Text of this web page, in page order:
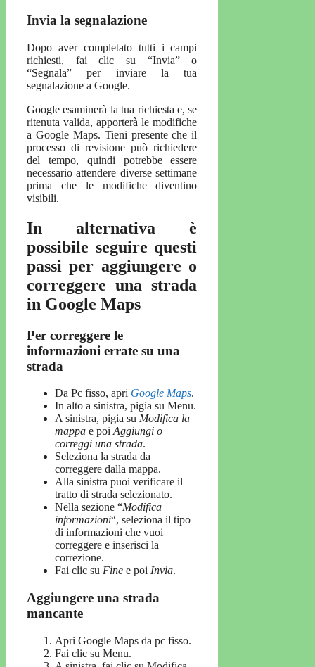
Invia la segnalazione
Dopo aver completato tutti i campi
richiesti, fai clic su “Invia” o
“Segnala” per inviare la tua
segnalazione a Google.
Google esaminerà la tua richiesta e, se
ritenuta valida, apporterà le modifiche
a Google Maps. Tieni presente che il
processo di revisione può richiedere
del tempo, quindi potrebbe essere
necessario attendere diverse settimane
prima che le modifiche diventino
visibili.
In alternativa è
possibile seguire questi
passi per aggiungere o
correggere una strada
in Google Maps
Per correggere le
informazioni errate su una
strada
Da Pc fisso, apri Google Maps.
In alto a sinistra, pigia su Menu.
A sinistra, pigia su Modifica la
mappa e poi Aggiungi o
correggi una strada.
Seleziona la strada da
correggere dalla mappa.
Alla sinistra puoi verificare il
tratto di strada selezionato.
Nella sezione “Modifica
informazioni“, seleziona il tipo
di informazioni che vuoi
correggere e inserisci la
correzione.
Fai clic su Fine e poi Invia.
Aggiungere una strada
mancante
Apri Google Maps da pc fisso.
Fai clic su Menu.